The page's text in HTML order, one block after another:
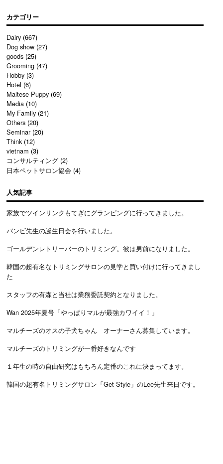
カテゴリー
Dairy (667)
Dog show (27)
goods (25)
Grooming (47)
Hobby (3)
Hotel (6)
Maltese Puppy (69)
Media (10)
My Family (21)
Others (20)
Seminar(20)
Think(12)
vietnam (3)
コンサルティング (2)
日本ペットサロン協会 (4)
人気記事
家族でツインリンクもてぎにグランピングに行ってきました。
バンビ先生の誕生日会を行いました。
ゴールデンレトリーバーのトリミング。彼は男前になりました。
韓国の超有名なトリミングサロンの見学と買い付けに行ってきまし
た
スタッフの有森と当社は業務委託契約となりました。
Wan 2025年夏号「やっぱりマルが最強カワイイ！」
マルチーズのオスの子犬ちゃん オーナーさん募集しています。
マルチーズのトリミングが一番好きなんです
１年生の時の自由研究はもちろん定番のこれに決まってます。
韓国の超有名トリミングサロン「Get Style」のLee先生来日です。